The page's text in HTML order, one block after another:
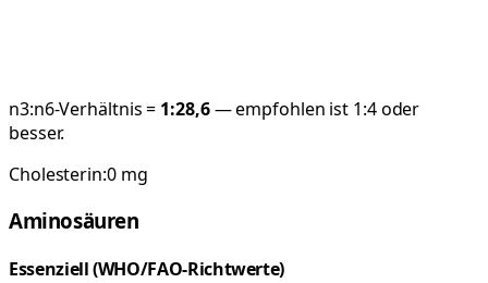
n3:n6-Verhältnis = 1:28,6— empfohlen ist 1:4 oder
besser.
Cholesterin:0mg
Aminosäuren
Essenziell (WHO/FAO-Richtwerte)